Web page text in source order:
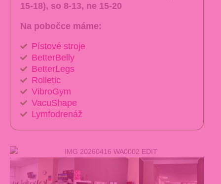
15-18), so 8-13, ne 15-20
Na pobočce máme:
Pístové stroje
BetterBelly
BetterLegs
Rolletic
VibroGym
VacuShape
Lymfodrenáž